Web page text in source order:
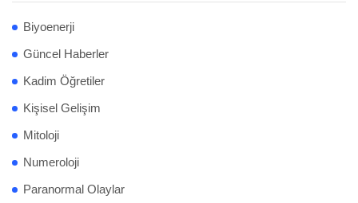
Biyoenerji
Güncel Haberler
Kadim Öğretiler
Kişisel Gelişim
Mitoloji
Numeroloji
Paranormal Olaylar